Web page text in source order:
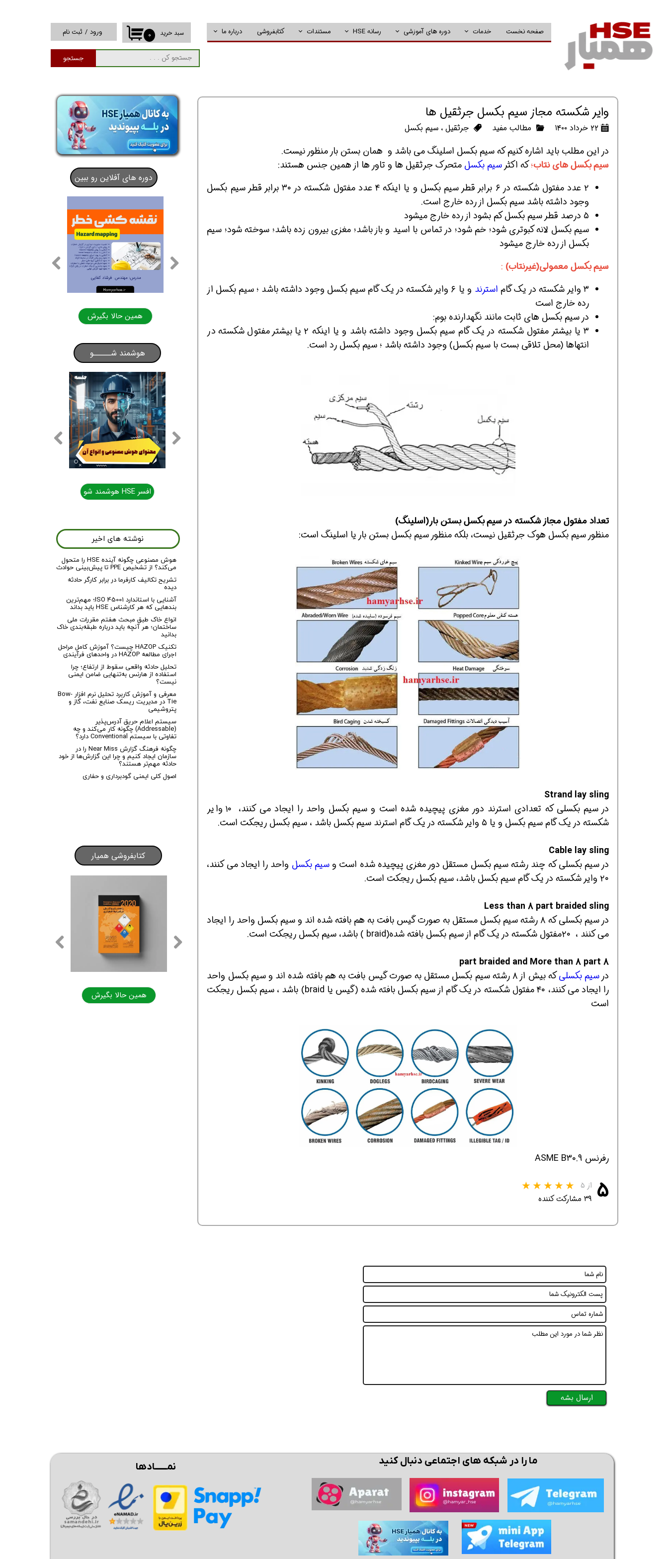
صفحه نخست خدمات دوره های آموزشی رسانه HSE
پادکست Safety Cast
مستندات کتابفروشی درباره ما
جستجو
۰ سبد خرید ورود / ثبت نام
حساب کاربری من
تغییر گذر واژه
خروج از حساب
کاربری
وایر شکسته مجاز سیم بکسل جرثقیل ها
۲۲ خرداد ۱۴۰۰ مطالب مفید جرثقیل، سیم بکسل
در این مطلب باید اشاره کنیم که سیم بکسل اسلینگ می باشد و همان بستن بار منظور نیست.
سیم بکسل های نتاب؛که اکثرسیم بکسل متحرک جرثقیل ها و تاور ها از همین جنس هستند:
۲ عدد مفتول شکسته در ۶ برابر قطر سیم بکسل و یا اینکه ۴ عدد مفتول شکسته در ۳۰ برابر قطر سیم بکسل
وجود داشته باشد سیم بکسل از رده خارج است.
۵ درصد قطر سیم بکسل کم بشود از رده خارج میشود
سیم بکسل لانه کبوتری شود؛ خم شود؛ در تماس با اسید و باز باشد؛ مغزی بیرون زده باشد؛ سوخته شود؛ سیم
بکسل از رده خارج میشود
سیم بکسل معمولی(غیرنتاب) :
۳ وایر شکسته در یک گام
استرند
و یا ۶ وایر شکسته در یک گام سیم بکسل وجود داشته باشد ؛ سیم بکسل از
رده خارج است
در سیم بکسل های ثابت مانند نگهدارنده بوم:
۳ یا بیشتر مفتول شکسته در یک گام سیم بکسل وجود داشته باشد و یا اینکه ۲ یا بیشتر مفتول شکسته در
انتهاها (محل تلاقی بست با سیم بکسل) وجود داشته باشد ؛ سیم بکسل رد است.
تعداد مفتول مجاز شکسته در سیم بکسل بستن بار(اسلینگ)
منظور سیم بکسل هوک جرثقیل نیست، بلکه منظور سیم بکسل بستن بار یا اسلینگ است:
Strand lay sling
در سیم بکسلی که تعدادی استرند دور مغزی پیچیده شده است و سیم بکسل واحد را ایجاد می کنند، ۱۰ وایر
شکسته در یک گام سیم بکسل و یا ۵ وایر شکسته در یک گام استرند سیم بکسل باشد ، سیم بکسل ریجکت است.
Cable lay sling
در سیم بکسلی که چند رشته سیم بکسل مستقل دور مغزی پیچیده شده است وسیم بکسل واحد را ایجاد می کنند،
۲۰ وایر شکسته در یک گام سیم بکسل باشد، سیم بکسل ریجکت است.
Less than 8 part braided sling
در سیم بکسلی که ۸ رشته سیم بکسل مستقل به صورت گیس بافت به هم بافته شده اند و سیم بکسل واحد را ایجاد
می کنند ، ۲۰مفتول شکسته در یک گام از سیم بکسل بافته شده(braid ) باشد، سیم بکسل ریجکت است.
8 part braided and More than 8 part
در سیم بکسلی
که بیش از ۸ رشته سیم بکسل مستقل به صورت گیس بافت به هم بافته شده اند و سیم بکسل واحد
را ایجاد می کنند، ۴۰ مفتول شکسته در یک گام از سیم بکسل بافته شده (گیس یا braid) باشد ، سیم بکسل ریجکت
است
رفرنس ASME B30.9
۵ از ۵
۳۹ مشارکت کننده
هوش مصنوعی چگونه آینده HSE را متحول
می‌کند؟ از تشخیص PPE تا پیش‌بینی حوادث
تشریح تکالیف کارفرما در برابر کارگر حادثه
دیده
آشنایی با استاندارد ISO 45001؛ مهم‌ترین
بندهایی که هر کارشناس HSE باید بداند
انواع خاک طبق مبحث هفتم مقررات ملی
ساختمان؛ هر آنچه باید درباره طبقه‌بندی خاک
بدانید
تکنیک HAZOP چیست؟ آموزش کامل مراحل
اجرای مطالعه HAZOP در واحدهای فرآیندی
تحلیل حادثه واقعی سقوط از ارتفاع؛ چرا
استفاده از هارنس به‌تنهایی ضامن ایمنی
نیست؟
معرفی و آموزش کاربرد تحلیل نرم افزار Bow-
Tie در مدیریت ریسک صنایع نفت، گاز و
پتروشیمی
سیستم اعلام حریق آدرس‌پذیر
(Addressable) چگونه کار می‌کند و چه
تفاوتی با سیستم Conventional دارد؟
چگونه فرهنگ گزارش Near Miss را در
سازمان ایجاد کنیم و چرا این گزارش‌ها از خود
حادثه مهم‌تر هستند؟
اصول کلی ایمنی گودبرداری و حفاری
نوشته های اخیر
ارسال بشه
همین حالا بگیرش همین حالا بگیرش همین حالا بگیرش
دوره های آفلاین رو ببین
کتابفروشی همیار
همین حالا بگیرش همین حالا بگیرش همین حالا بگیرش همین حالا بگیرش همین حالا بگیرش همین حالا بگیرش
هوشمند شـــــو
افسر HSE هوشمند شو
ما را در شبکه های اجتماعی دنبال کنید نمــــــادها